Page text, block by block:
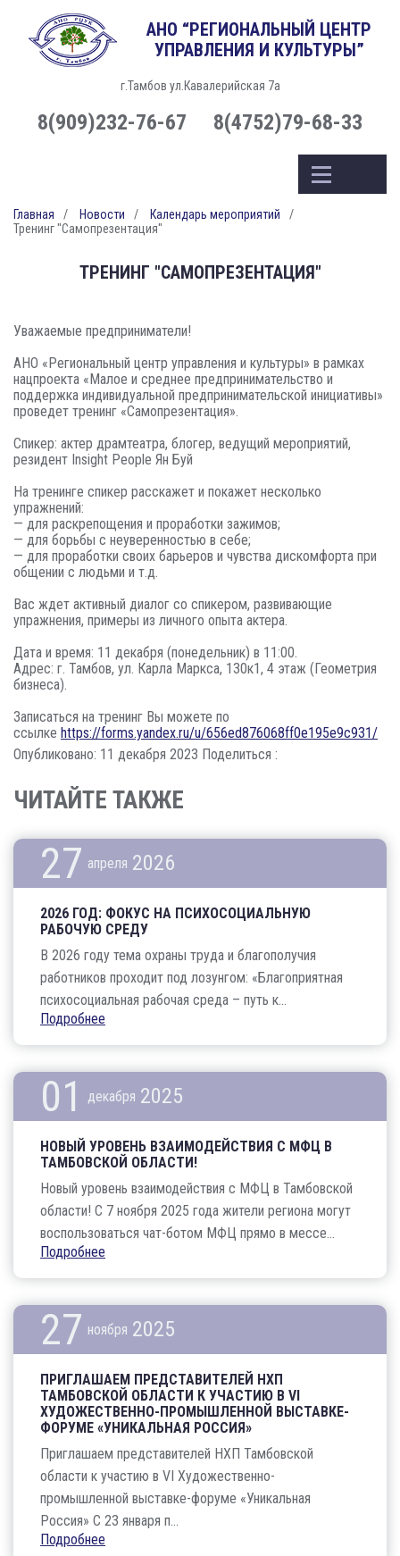
АНО “РЕГИОНАЛЬНЫЙ ЦЕНТР
УПРАВЛЕНИЯ И КУЛЬТУРЫ”
г.Тамбов ул.Кавалерийская 7а
8(909)232-76-67 8(4752)79-68-33
Главная Новости
Календарь мероприятий
Тренинг "Самопрезентация"
ТРЕНИНГ "САМОПРЕЗЕНТАЦИЯ"
Уважаемые предприниматели!
АНО «Региональный центр управления и культуры» в рамках
нацпроекта «Малое и среднее предпринимательство и
поддержка индивидуальной предпринимательской инициативы»
проведет тренинг «Самопрезентация».
Спикер: актер драмтеатра, блогер, ведущий мероприятий,
резидент Insight People Ян Буй
На тренинге спикер расскажет и покажет несколько
упражнений:
— для раскрепощения и проработки зажимов;
— для борьбы с неуверенностью в себе;
— для проработки своих барьеров и чувства дискомфорта при
общении с людьми и т.д.
Вас ждет активный диалог со спикером, развивающие
упражнения, примеры из личного опыта актера.
Дата и время: 11 декабря (понедельник) в 11:00.
Адрес: г. Тамбов, ул. Карла Маркса, 130к1, 4 этаж (Геометрия
бизнеса).
Записаться на тренинг Вы можете по
ссылке https://forms.yandex.ru/u/656ed876068ff0e195e9c931/
Опубликовано: 11 декабря 2023 Поделиться :
ЧИТАЙТЕ ТАКЖЕ
27 апреля 2026
2026 ГОД: ФОКУС НА ПСИХОСОЦИАЛЬНУЮ
РАБОЧУЮ СРЕДУ
В 2026 году тема охраны труда и благополучия
работников проходит под лозунгом: «Благоприятная
психосоциальная рабочая среда – путь к...
Подробнее
01 декабря 2025
НОВЫЙ УРОВЕНЬ ВЗАИМОДЕЙСТВИЯ С МФЦ В
ТАМБОВСКОЙ ОБЛАСТИ!
Новый уровень взаимодействия с МФЦ в Тамбовской
области! С 7 ноября 2025 года жители региона могут
воспользоваться чат-ботом МФЦ прямо в мессе...
Подробнее
27 ноября 2025
ПРИГЛАШАЕМ ПРЕДСТАВИТЕЛЕЙ НХП
ТАМБОВСКОЙ ОБЛАСТИ К УЧАСТИЮ В VI
ХУДОЖЕСТВЕННО-ПРОМЫШЛЕННОЙ ВЫСТАВКЕ-
ФОРУМЕ «УНИКАЛЬНАЯ РОССИЯ»
Приглашаем представителей НХП Тамбовской
области к участию в VI Художественно-
промышленной выставке-форуме «Уникальная
Россия» С 23 января п...
Подробнее